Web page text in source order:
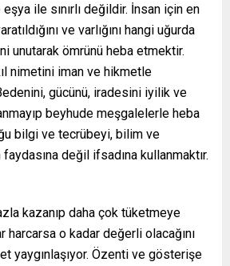
ile sınırlı değildir. İnsan için en
ve varlığını hangi uğurda
unutarak ömrünü heba etmektir.
nimetini iman ve hikmetle
gücünü, iradesini iyilik ve
beyhude meşgalelerle heba
bilgi ve tecrübeyi, bilim ve
değil ifsadına kullanmaktır.
kazanıp daha çok tüketmeye
harcarsa o kadar değerli olacağını
yaygınlaşıyor. Özenti ve gösterişe